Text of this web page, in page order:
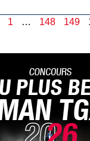
1 … 148 149